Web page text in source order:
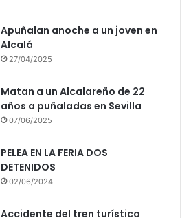
Apuñalan anoche a un joven en
Alcalá
27/04/2025
Matan a un Alcalareño de 22
años a puñaladas en Sevilla
07/06/2025
PELEA EN LA FERIA DOS
DETENIDOS
02/06/2024
Accidente del tren turístico